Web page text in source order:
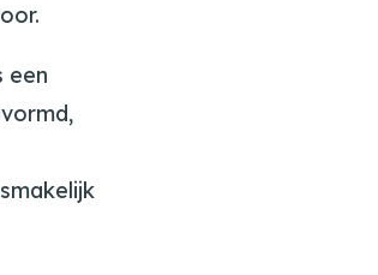
een